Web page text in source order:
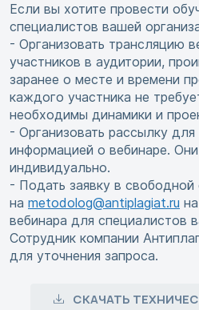
Если вы хотите провести
специалистов вашей
- Организовать трансляцию
участников в аудитории,
заранее о месте и времени
каждого участника не
необходимы динамики и
- Организовать рассылку
информацией о вебинаре.
индивидуально.
- Подать заявку в
на metodolog@antiplagiat.ru
вебинара для специалистов
Сотрудник компании
для уточнения запроса.
СКАЧАТЬ